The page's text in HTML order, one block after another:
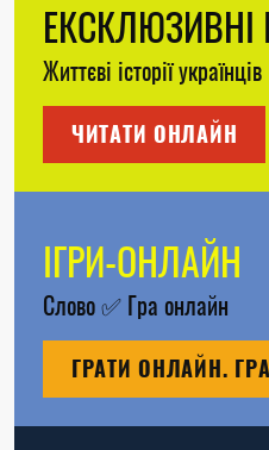
ЕКСКЛЮЗИВНІ
Життєві історії українців
ЧИТАТИ ОНЛАЙН
ІГРИ-ОНЛАЙН
Слово✅ Гра онлайн
ГРАТИ ОНЛАЙН.